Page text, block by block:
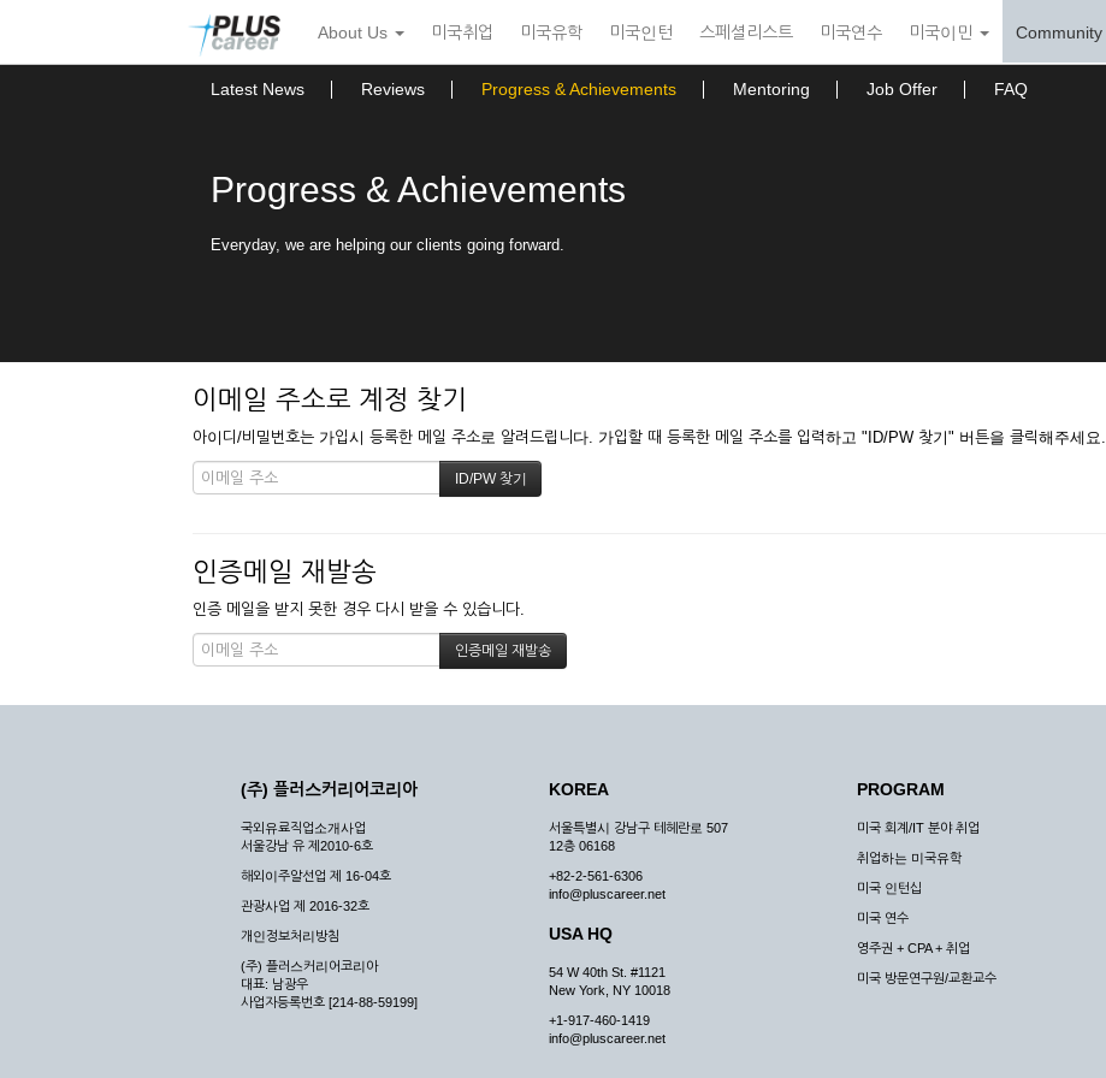
뉴
토
About Us 미국취업 미국유학 미국인턴 스페셜리스트 미국연수 미국이민 Community
Latest News Reviews Progress & Achievements Mentoring Job Offer FAQ
Progress & Achievements
Everyday, we are helping our clients going forward.
이메일 주소로 계정 찾기
아이디/비밀번호는 가입시 등록한 메일 주소로 알려드립니다. 가입할 때 등록한 메일 주소를 입력하고 "ID/PW 찾기" 버튼을 클릭해주세요.
인증메일 재발송
인증 메일을 받지 못한 경우 다시 받을 수 있습니다.
(주) 플러스커리어코리아
국외유료직업소개사업
서울강남 유 제2010-6호
해외이주알선업 제 16-04호
관광사업 제 2016-32호
개인정보처리방침
(주) 플러스커리어코리아
대표: 남광우
사업자등록번호 [214-88-59199]
KOREA
서울특별시 강남구 테헤란로 507
12층 06168
+82-2-561-6306
info@pluscareer.net
USA HQ
54 W 40th St. #1121
New York, NY 10018
+1-917-460-1419
info@pluscareer.net
PROGRAM
미국 회계/IT 분야 취업
취업하는 미국유학
미국 인턴십
미국 연수
영주권 + CPA + 취업
미국 방문연구원/교환교수